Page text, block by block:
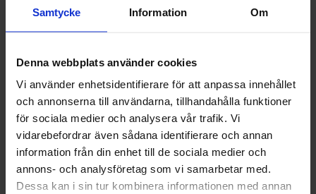
Samtycke Information Om
Denna webbplats använder cookies
Vi använder enhetsidentifierare för att anpassa innehållet
och annonserna till användarna, tillhandahålla funktioner
för sociala medier och analysera vår trafik. Vi
vidarebefordrar även sådana identifierare och annan
information från din enhet till de sociala medier och
annons- och analysföretag som vi samarbetar med.
Dessa kan i sin tur kombinera informationen med annan
r
1 juni
Fartgu
23 april